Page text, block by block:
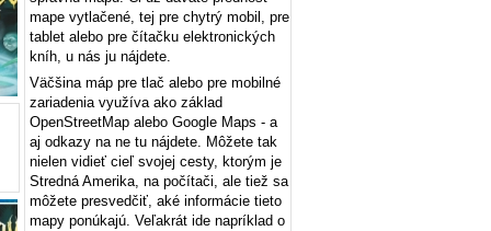
mape vytlačené, tej pre chytrý mobil, pre
tablet alebo pre čítačku elektronických
kníh, u nás ju nájdete.
Väčšina máp pre tlač alebo pre mobilné
zariadenia využíva ako základ
OpenStreetMap alebo Google Maps - a
aj odkazy na ne tu nájdete. Môžete tak
nielen vidieť cieľ svojej cesty, ktorým je
Stredná Amerika, na počítači, ale tiež sa
môžete presvedčiť, aké informácie tieto
mapy ponúkajú. Veľakrát ide napríklad o